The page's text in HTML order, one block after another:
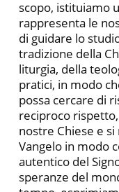
scopo, istituiamo
rappresenta le
di guidare lo
tradizione della
liturgia, della
pratici, in modo
possa cercare di
reciproco
nostre Chiese e
Vangelo in modo
autentico del
speranze del